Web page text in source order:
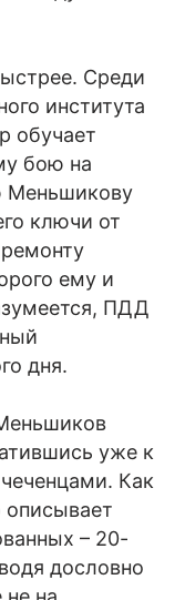
Среди
института
обучает
бою на
Меньшикову
ключи от
ему и
ПДД
дня.
уже к
Как
– 20-
дословно